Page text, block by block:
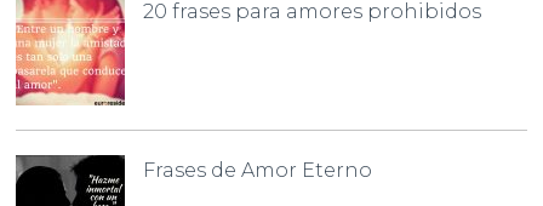
20 frases para amores prohibidos
Frases de Amor Eterno